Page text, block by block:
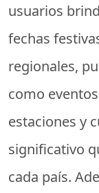
usuarios
fechas
regionales,
como
estaciones y
significativo
cada país.